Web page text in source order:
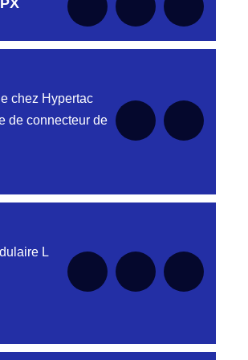
le moment
disponible pour cette série pour
chez Hypertac
de connecteur de
disponible pour cette série pour
L